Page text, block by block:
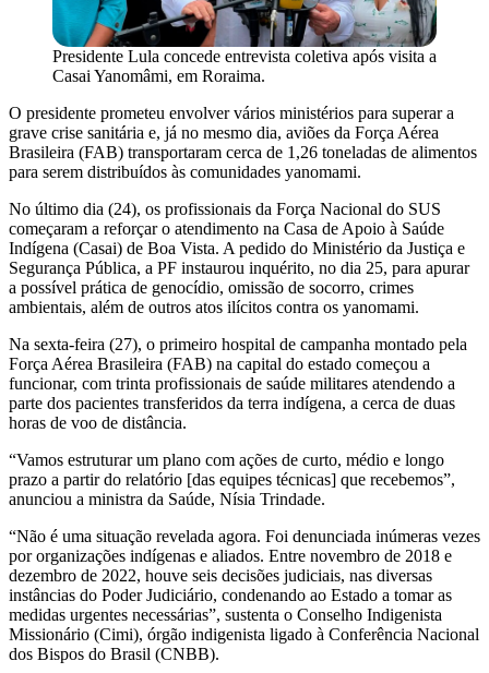
Presidente Lula concede entrevista coletiva após visita a
Casai Yanomâmi, em Roraima.
O presidente prometeu envolver vários ministérios para superar a
grave crise sanitária e, já no mesmo dia, aviões da Força Aérea
Brasileira (FAB) transportaram cerca de 1,26 toneladas de alimentos
para serem distribuídos às comunidades yanomami.
No último dia (24), os profissionais da Força Nacional do SUS
começaram a reforçar o atendimento na Casa de Apoio à Saúde
Indígena (Casai) de Boa Vista. A pedido do Ministério da Justiça e
Segurança Pública, a PF instaurou inquérito, no dia 25, para apurar
a possível prática de genocídio, omissão de socorro, crimes
ambientais, além de outros atos ilícitos contra os yanomami.
Na sexta-feira (27), o primeiro hospital de campanha montado pela
Força Aérea Brasileira (FAB) na capital do estado começou a
funcionar, com trinta profissionais de saúde militares atendendo a
parte dos pacientes transferidos da terra indígena, a cerca de duas
horas de voo de distância.
“Vamos estruturar um plano com ações de curto, médio e longo
prazo a partir do relatório [das equipes técnicas] que recebemos”,
anunciou a ministra da Saúde, Nísia Trindade.
“Não é uma situação revelada agora. Foi denunciada inúmeras vezes
por organizações indígenas e aliados. Entre novembro de 2018 e
dezembro de 2022, houve seis decisões judiciais, nas diversas
instâncias do Poder Judiciário, condenando ao Estado a tomar as
medidas urgentes necessárias”, sustenta o Conselho Indigenista
Missionário (Cimi), órgão indigenista ligado à Conferência Nacional
dos Bispos do Brasil (CNBB).